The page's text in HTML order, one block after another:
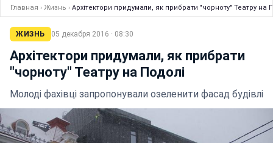
Главная › Жизнь › Архітектори придумали, як прибрати "чорноту" Театру на
ЖИЗНЬ 05 декабря 2016 · 08:30
Архітектори придумали, як прибрати
"чорноту" Театру на Подолі
Молоді фахівці запропонували озеленити фасад будівлі